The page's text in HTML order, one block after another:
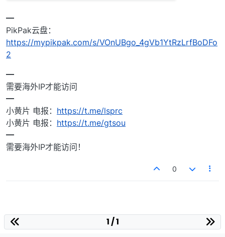
━
PikPak云盘：
https://mypikpak.com/s/VOnUBgo_4gVb1YtRzLrfBoDFo
2
━
需要海外IP才能访问
━
小黄片 电报： https://t.me/lsprc
小黄片 电报： https://t.me/gtsou
━
需要海外IP才能访问！
0
1 / 1